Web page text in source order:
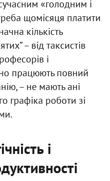
«голодним і
щомісяця платити
кількість
– від таксистів
і
працюють повний
– не мають ані
графіка роботи зі
і